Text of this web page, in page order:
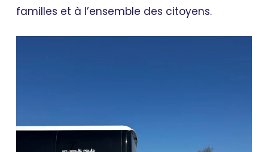
familles et à l’ensemble des citoyens.